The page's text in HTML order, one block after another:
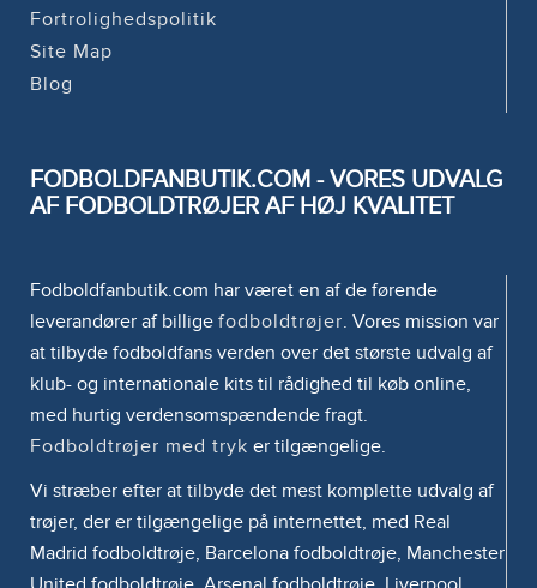
Fortrolighedspolitik
Site Map
Blog
FODBOLDFANBUTIK.COM - VORES UDVALG
AF FODBOLDTRØJER AF HØJ KVALITET
Fodboldfanbutik.com har været en af de førende
leverandører af billige fodboldtrøjer. Vores mission var
at tilbyde fodboldfans verden over det største udvalg af
klub- og internationale kits til rådighed til køb online,
med hurtig verdensomspændende fragt.
Fodboldtrøjer med tryk er tilgængelige.
Vi stræber efter at tilbyde det mest komplette udvalg af
trøjer, der er tilgængelige på internettet, med Real
Madrid fodboldtrøje, Barcelona fodboldtrøje, Manchester